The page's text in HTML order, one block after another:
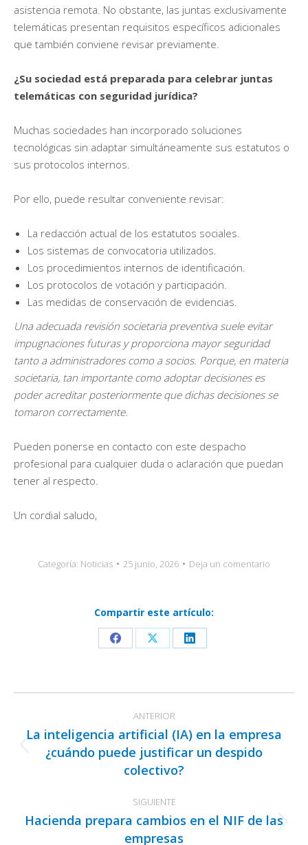
asistencia remota. No obstante, las juntas exclusivamente
telemáticas presentan requisitos específicos adicionales
que también conviene revisar previamente.
¿Su sociedad está preparada para celebrar juntas
telemáticas con seguridad jurídica?
Muchas sociedades han incorporado soluciones
tecnológicas sin adaptar simultáneamente sus estatutos o
sus protocolos internos.
Por ello, puede resultar conveniente revisar:
La redacción actual de los estatutos sociales.
Los sistemas de convocatoria utilizados.
Los procedimientos internos de identificación.
Los protocolos de votación y participación.
Las medidas de conservación de evidencias.
Una adecuada revisión societaria preventiva suele evitar
impugnaciones futuras y proporciona mayor seguridad
tanto a administradores como a socios. Porque, en materia
societaria, tan importante como adoptar decisiones es
poder acreditar posteriormente que dichas decisiones se
tomaron correctamente.
Pueden ponerse en contacto con este despacho
profesional para cualquier duda o aclaración que puedan
tener al respecto.
Un cordial saludo,
Categoría: Noticias 25 junio, 2026 Deja un comentario
Compartir este artículo:
Share
Facebook
Share
X
Share
LinkedIn
entre
publicaciones
ANTERIOR
Publicación
anterior:
La inteligencia artificial (IA) en la empresa
¿cuándo puede justificar un despido
colectivo?
SIGUIENTE
Publicación
Hacienda prepara cambios en el NIF de las
empresas